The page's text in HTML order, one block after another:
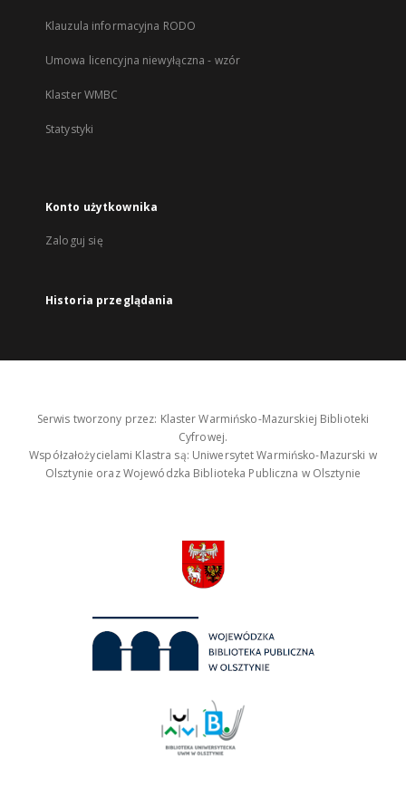
Klauzula informacyjna RODO
Umowa licencyjna niewyłączna - wzór
Klaster WMBC
Statystyki
Konto użytkownika
Zaloguj się
Historia przeglądania
Serwis tworzony przez: Klaster Warmińsko-Mazurskiej Biblioteki
Cyfrowej.
Współzałożycielami Klastra są: Uniwersytet Warmińsko-Mazurski w
Olsztynie oraz Wojewódzka Biblioteka Publiczna w Olsztynie